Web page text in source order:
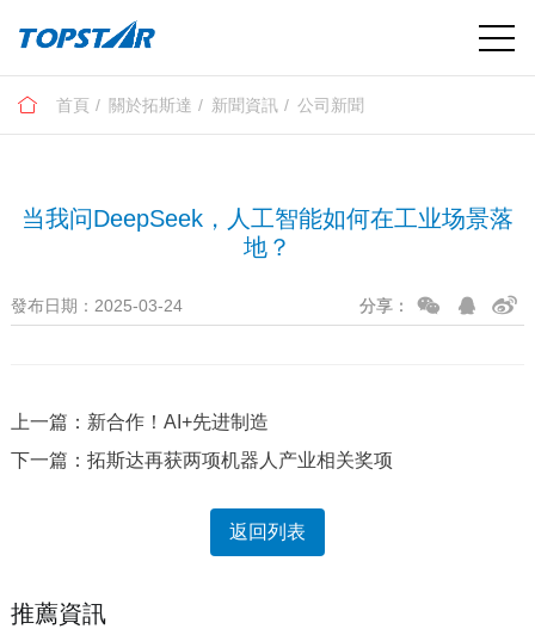
首頁 關於拓斯達 新聞資訊 公司新聞
当我问DeepSeek，人工智能如何在工业场景落
地？
發布日期：2025-03-24 分享：
上一篇：新合作！AI+先进制造
下一篇：拓斯达再获两项机器人产业相关奖项
返回列表
推薦資訊